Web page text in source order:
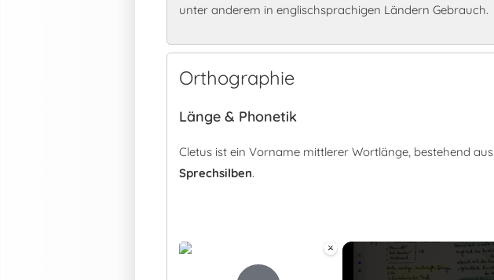
unter anderem in englischsprachigen Ländern Gebrauch.
Orthographie
Länge & Phonetik
Cletus ist ein Vorname mittlerer Wortlänge, bestehend aus
Sprechsilben.
×